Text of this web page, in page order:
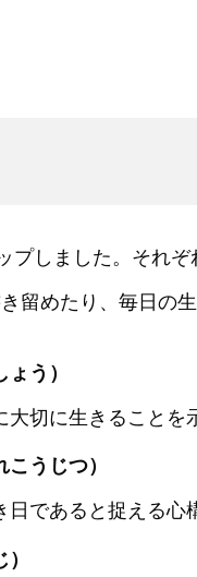
プしました。それ
留めたり、毎日の
う）
切に生きることを
うじつ）
であると捉える心